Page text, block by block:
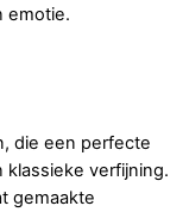
emotie.
die een perfecte
verfijning.
gemaakte